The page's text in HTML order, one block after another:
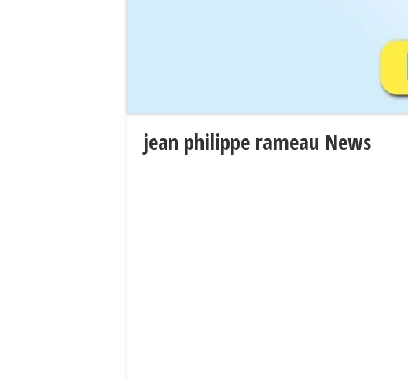
jean philippe rameau News